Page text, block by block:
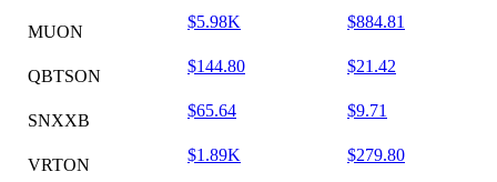
MUON
$5.98K $884.81
QBTSON
$144.80 $21.42
SNXXB
$65.64 $9.71
VRTON
$1.89K $279.80